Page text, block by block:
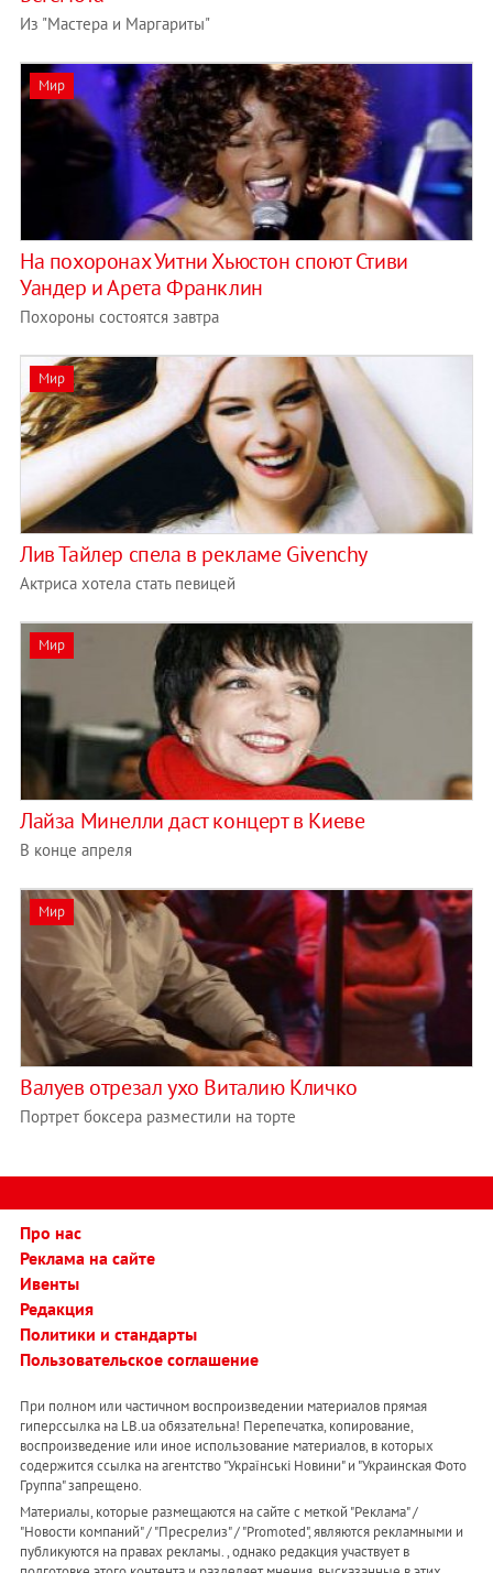
Из "Мастера и Маргариты"
Мир
На похоронах Уитни Хьюстон споют Стиви
Уандер и Арета Франклин
Похороны состоятся завтра
Мир
Лив Тайлер спела в рекламе Givenchy
Актриса хотела стать певицей
Мир
Лайза Минелли даст концерт в Киеве
В конце апреля
Мир
Валуев отрезал ухо Виталию Кличко
Портрет боксера разместили на торте
Про нас
Реклама на сайте
Ивенты
Редакция
Политики и стандарты
Пользовательское соглашение
При полном или частичном воспроизведении материалов прямая
гиперссылка на LB.ua обязательна! Перепечатка, копирование,
воспроизведение или иное использование материалов, в которых
содержится ссылка на агентство "Українськi Новини" и "Украинская Фото
Группа" запрещено.
Материалы, которые размещаются на сайте с меткой "Реклама" /
"Новости компаний" / "Пресрелиз" / "Promoted", являются рекламными и
публикуются на правах рекламы. , однако редакция участвует в